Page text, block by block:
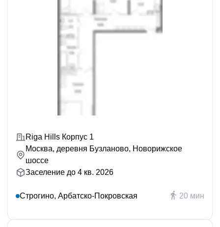
Riga Hills Корпус 1
Москва, деревня Бузланово, Новорижское
шоссе
Заселение до 4 кв. 2026
Строгино, Арбатско-Покровская 20 мин